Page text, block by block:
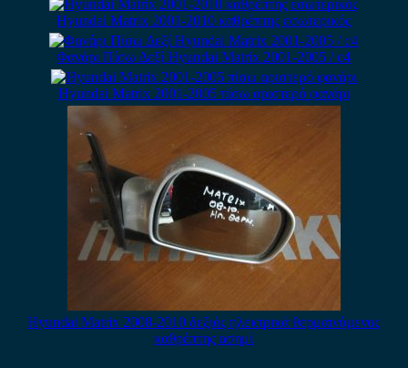
Hyundai Matrix 2001-2010 καθρέπτης εσωτερικός
Φανάρι Πίσω Δεξί Hyundai Matrix 2001-2005 / c4
Hyundai Matrix 2001-2005 πίσω αριστερό φανάρι
Hyundai Matrix 2008-2010 δεξιός ηλεκτρικά θερμαινόμενος
καθρέπτης ασημί